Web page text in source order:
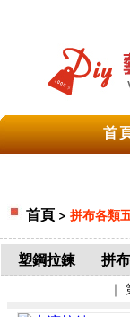
首
首頁 > 拼布各類
塑鋼拉鍊 拼
｜